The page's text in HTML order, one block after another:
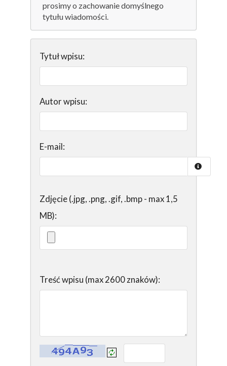
prosimy o zachowanie domyślnego
tytułu wiadomości.
Tytuł wpisu:
Autor wpisu:
E-mail:
Zdjęcie (.jpg, .png, .gif, .bmp - max 1,5
MB):
Treść wpisu (max 2600 znaków):
Kontrola - wprowadź tekst z obrazka: